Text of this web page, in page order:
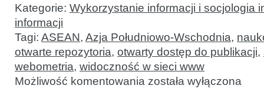
Kategorie: Wykorzystanie informacji i socjologia
informacji
Tagi: ASEAN, Azja Południowo-Wschodnia,
otwarte repozytoria, otwarty dostęp do publikacji,
webometria, widoczność w sieci www
Możliwość komentowania Dostępność
i widoczność
została wyłączona